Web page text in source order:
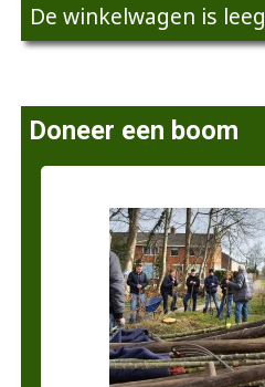
De winkelwagen is leeg
Doneer een boom